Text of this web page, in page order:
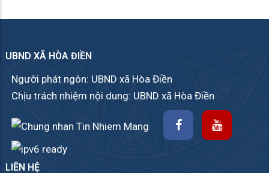
UBND XÃ HÒA ĐIỀN
Người phát ngôn: UBND xã Hòa Điền
Chịu trách nhiệm nội dung: UBND xã Hòa Điền
LIÊN HỆ